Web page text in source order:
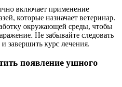
включает применение
которые назначает ветеринар.
окружающей среды, чтобы
Не забывайте следовать
завершить курс лечения.
появление ушного